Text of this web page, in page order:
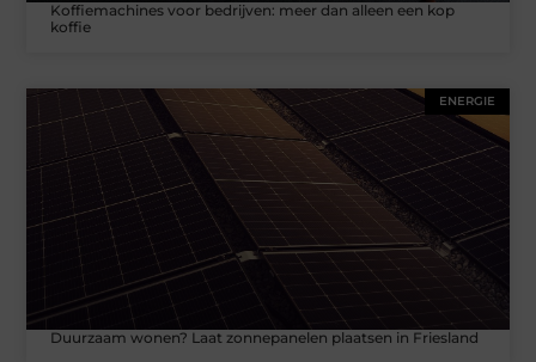
Koffiemachines voor bedrijven: meer dan alleen een kop
koffie
ENERGIE
Duurzaam wonen? Laat zonnepanelen plaatsen in Friesland